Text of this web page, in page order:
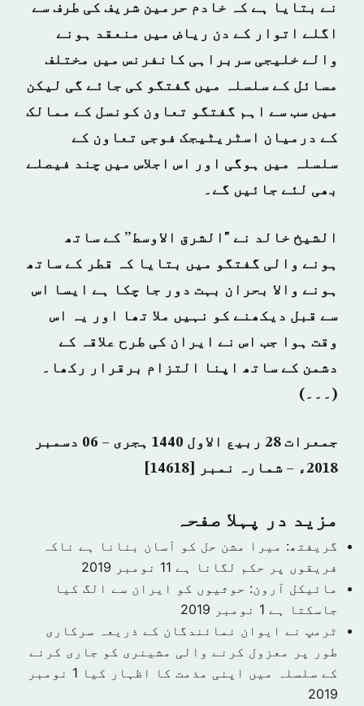
نے بتایا ہے کہ خادم حرمین شریف کی طرف سے
اگلے اتوار کے دن ریاض میں منعقد ہونے
والے خلیجی سربراہی کانفرنس میں مختلف
مسائل کے سلسلہ میں گفتگو کی جائے گی لیکن
میں سب سے اہم گفتگو تعاون کونسل کے ممالک
کے درمیان اسٹریٹیجک فوجی تعاون کے
سلسلہ میں ہوگی اور اس اجلاس میں چند فیصلے
بھی لئے جائیں گے۔
الشیخ خالد نے "الشرق الاوسط” کے ساتھ
ہونے والی گفتگو میں بتایا کہ قطر کے ساتھ
ہونے والا بحران بہت دور جا چکا ہے ایسا اس
سے قبل دیکھنے کو نہیں ملا تھا اور یہ اس
وقت ہوا جب اس نے ایران کی طرح علاقہ کے
دشمن کے ساتھ اپنا التزام برقرار رکھا۔
(۔۔۔)
جمعرات 28 ربیع الاول 1440 ہجری – 06 دسمبر
2018ء – شمارہ نمبر [14618]
مزید در پہلا صفحہ
گریفتھ: میرا مشن حل کو آسان بنانا ہے ناکہ
فریقوں پر حکم لگانا ہے 11 نومبر 2019
مائیکل آرون: حوثیوں کو ایران سے الگ کیا
جاسکتا ہے 1 نومبر 2019
ٹرمپ نے ایوان نمائندگان کے ذریعہ سرکاری
طور پر معزول کرنے والی مشینری کو جاری کرنے
کے سلسلہ میں اپنی مذمت کا اظہار کیا
1 نومبر
2019